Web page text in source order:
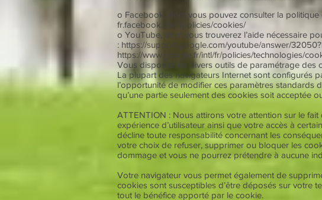
o Facebook, dont vous pouvez consulter la
fr.facebook.com/policies/cookies/
o YouTube, dont vous trouverez l’aide nécessaire
: https://support.google.com/youtube/answer/
https://www.google.fr/intl/fr/policies/technologies/
Vous disposez de divers outils de paramétrage des
La plupart des navigateurs Internet sont configurés
l’opportunité de modifier ces paramètres standards
qu’une partie seulement des cookies soit acceptée
ATTENTION : Nous attirons votre attention sur le
expérience d’utilisateur ainsi que votre accès à
décline toute responsabilité concernant les
votre choix de refuser, supprimer ou bloquer les
dommage et vous ne pourrez prétendre à aucune
Votre navigateur vous permet également de
cookies sont susceptibles d’être déposés sur votre
tout le bénéfice apporté par le cookie.